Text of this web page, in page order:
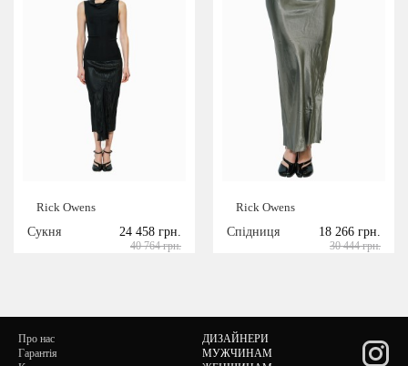
Rick Owens
Сукня
24 458 грн.
40 764 грн.
Rick Owens
Спідниця
18 266 грн.
30 444 грн.
Про нас
Гарантія
ДИЗАЙНЕРИ
МУЖЧИНАМ